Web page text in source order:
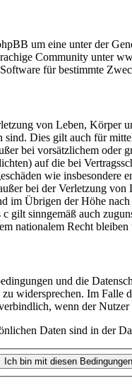
um eine unter der
Community unter
für bestimmte
von Leben, Körper
Dies gilt auch für
bei vorsätzlichem oder
auf die bei
wie insbesondere
bei der Verletzung
im Übrigen der Höhe
gilt sinngemäß auch
nationalem Recht bleiben
und die
widersprechen. Im Falle
wenn der
Daten sind in der